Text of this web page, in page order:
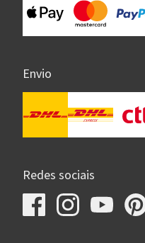
Envio
Redes sociais